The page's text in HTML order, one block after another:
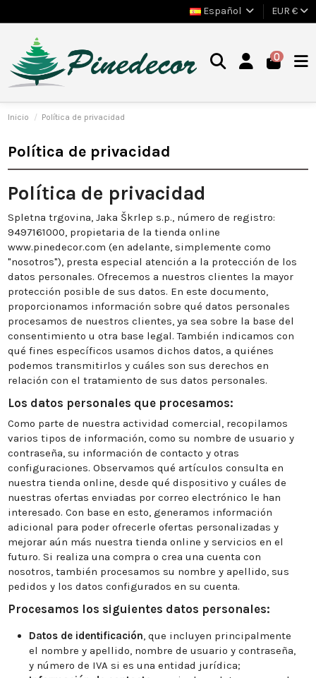
Español EUR €
0
Inicio Política de privacidad
Política de privacidad
Política de privacidad
Spletna trgovina, Jaka Škrlep s.p., número de registro:
9497161000, propietaria de la tienda online
www.pinedecor.com (en adelante, simplemente como
"nosotros"), presta especial atención a la protección de los
datos personales. Ofrecemos a nuestros clientes la mayor
protección posible de sus datos. En este documento,
proporcionamos información sobre qué datos personales
procesamos de nuestros clientes, ya sea sobre la base del
consentimiento u otra base legal. También indicamos con
qué fines específicos usamos dichos datos, a quiénes
podemos transmitirlos y cuáles son sus derechos en
relación con el tratamiento de sus datos personales.
Los datos personales que procesamos:
Como parte de nuestra actividad comercial, recopilamos
varios tipos de información, como su nombre de usuario y
contraseña, su información de contacto y otras
configuraciones. Observamos qué artículos consulta en
nuestra tienda online, desde qué dispositivo y cuáles de
nuestras ofertas enviadas por correo electrónico le han
interesado. Con base en esto, generamos información
adicional para poder ofrecerle ofertas personalizadas y
mejorar aún más nuestra tienda online y servicios en el
futuro. Si realiza una compra o crea una cuenta con
nosotros, también procesamos su nombre y apellido, sus
pedidos y los datos configurados en su cuenta.
Procesamos los siguientes datos personales:
Datos de identificación, que incluyen principalmente
el nombre y apellido, nombre de usuario y contraseña,
y número de IVA si es una entidad jurídica;